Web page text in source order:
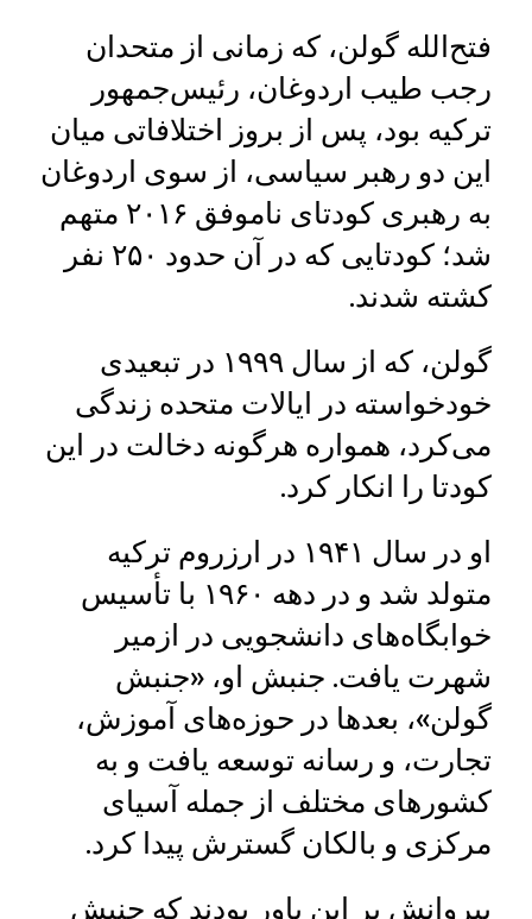
فتح‌الله گولن، که زمانی از متحدان
رجب طیب اردوغان، رئیس‌جمهور
ترکیه بود، پس از بروز اختلافاتی میان
این دو رهبر سیاسی، از سوی اردوغان
به رهبری کودتای ناموفق ۲۰۱۶ متهم
شد؛ کودتایی که در آن حدود ۲۵۰ نفر
کشته شدند.
گولن، که از سال ۱۹۹۹ در تبعیدی
خودخواسته در ایالات متحده زندگی
می‌کرد، همواره هرگونه دخالت در این
کودتا را انکار کرد.
او در سال ۱۹۴۱ در ارزروم ترکیه
متولد شد و در دهه ۱۹۶۰ با تأسیس
خوابگاه‌های دانشجویی در ازمیر
شهرت یافت. جنبش او، «جنبش
گولن»، بعدها در حوزه‌های آموزش،
تجارت، و رسانه توسعه یافت و به
کشورهای مختلف از جمله آسیای
مرکزی و بالکان گسترش پیدا کرد.
پیروانش بر این باور بودند که جنبش